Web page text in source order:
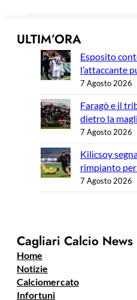
ULTIM’ORA
Esposito
l’attaccante
7 Agosto 2026
Faragò e il
dietro la
7 Agosto 2026
Kilicsoy
rimpianto
7 Agosto 2026
Cagliari Calcio News
Home
Notizie
Calciomercato
Infortuni